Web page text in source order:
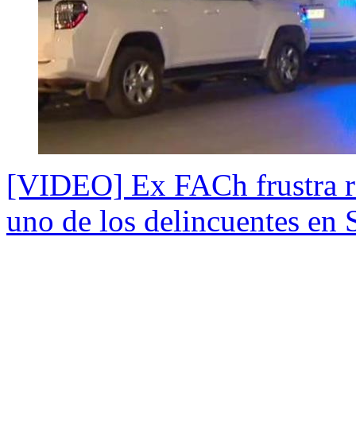
[VIDEO] Ex FACh frustra
uno de los delincuentes en